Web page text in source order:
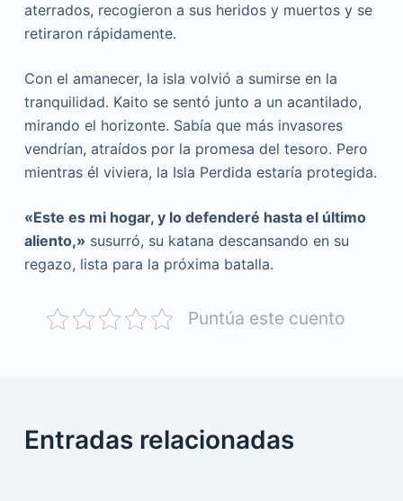
aterrados, recogieron a sus heridos y muertos y se
retiraron rápidamente.
Con el amanecer, la isla volvió a sumirse en la
tranquilidad. Kaito se sentó junto a un acantilado,
mirando el horizonte. Sabía que más invasores
vendrían, atraídos por la promesa del tesoro. Pero
mientras él viviera, la Isla Perdida estaría protegida.
«Este es mi hogar, y lo defenderé hasta el último
aliento,» susurró, su katana descansando en su
regazo, lista para la próxima batalla.
Puntúa este cuento
Entradas relacionadas